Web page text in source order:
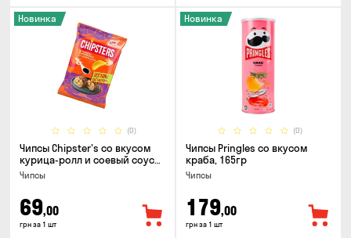
(0)
Новинка
Чипсы Chipster's со вкусом
курица-ролл и соевый соус
90г
Чипсы
69,00
грн за 1 шт
(0)
Новинка
Чипсы Pringles со вкусом
краба, 165гр
Чипсы
179,00
грн за 1 шт